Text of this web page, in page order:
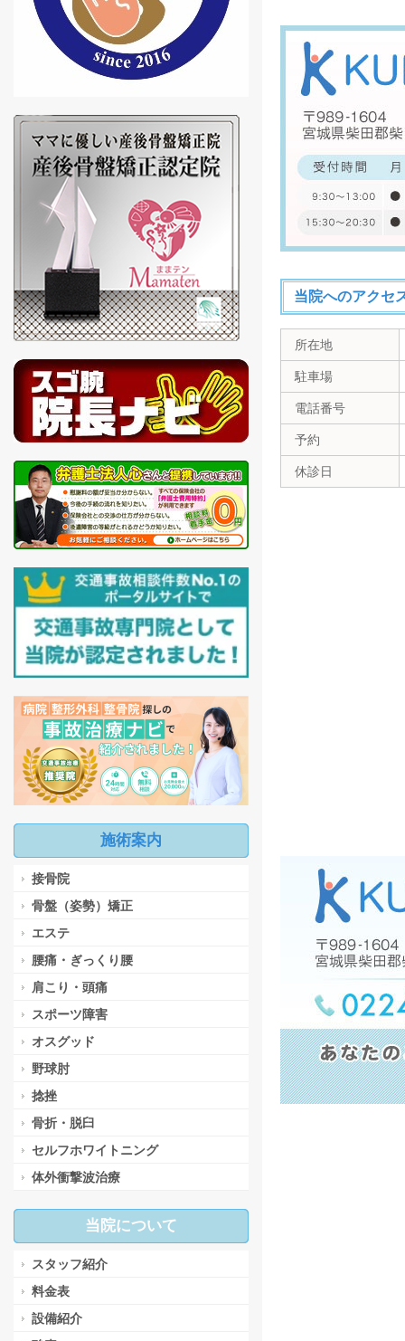
当院へのアクセ
所在地
駐車場
電話番号
予約
休診日
施術案内
接骨院
骨盤（姿勢）矯正
エステ
腰痛・ぎっくり腰
肩こり・頭痛
スポーツ障害
オスグッド
野球肘
捻挫
骨折・脱臼
セルフホワイトニング
体外衝撃波治療
当院について
スタッフ紹介
料金表
設備紹介